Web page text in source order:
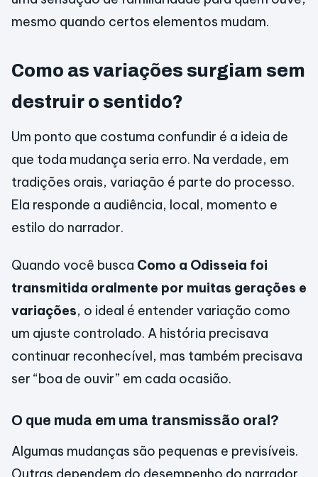
mesmo quando certos elementos mudam.
Como as variações surgiam sem
destruir o sentido?
Um ponto que costuma confundir é a ideia de
que toda mudança seria erro. Na verdade, em
tradições orais, variação é parte do processo.
Ela responde a audiência, local, momento e
estilo do narrador.
Quando você busca Como a Odisseia foi
transmitida oralmente por muitas gerações e
variações, o ideal é entender variação como
um ajuste controlado. A história precisava
continuar reconhecível, mas também precisava
ser “boa de ouvir” em cada ocasião.
O que muda em uma transmissão oral?
Algumas mudanças são pequenas e previsíveis.